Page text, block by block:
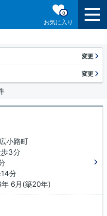
お気に入り
0
変更
変更
小路町
3分
分
6月(築20年)